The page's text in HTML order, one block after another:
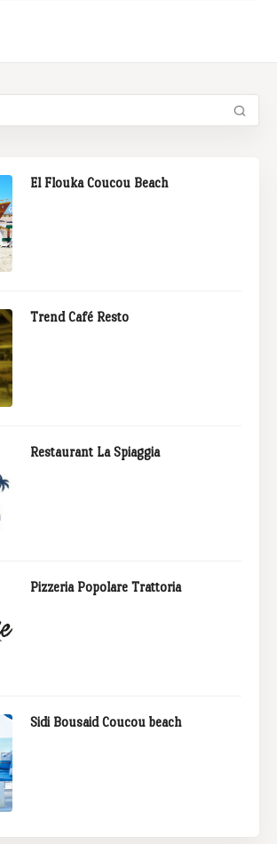
El Flouka Coucou Beach
Trend Café Resto
Restaurant La Spiaggia
Pizzeria Popolare Trattoria
Sidi Bousaid Coucou beach